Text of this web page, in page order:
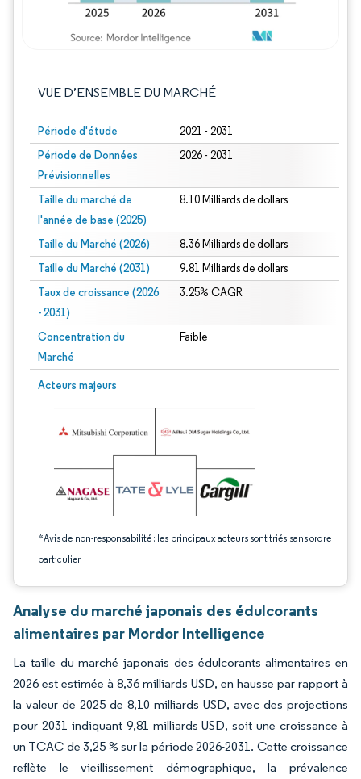
VUE D’ENSEMBLE DU MARCHÉ
Période d'étude 2021 - 2031
Période de Données
Prévisionnelles
2026 - 2031
Taille du marché de
l'année de base (2025)
8.10 Milliards de dollars
Taille du Marché (2026) 8.36 Milliards de dollars
Taille du Marché (2031) 9.81 Milliards de dollars
Taux de croissance (2026
- 2031)
3.25% CAGR
Concentration du
Marché
Faible
Acteurs majeurs
*Avis de non-responsabilité : les principaux acteurs sont triés sans ordre
particulier
Image © Mordor Intelligence. La réutilisation nécessite une attribution sous CC
Analyse du marché japonais des édulcorants
alimentaires par Mordor Intelligence
La taille du marché japonais des édulcorants alimentaires en
2026 est estimée à 8,36 milliards USD, en hausse par rapport à
la valeur de 2025 de 8,10 milliards USD, avec des projections
pour 2031 indiquant 9,81 milliards USD, soit une croissance à
un TCAC de 3,25 % sur la période 2026-2031. Cette croissance
reflète le vieillissement démographique, la prévalence